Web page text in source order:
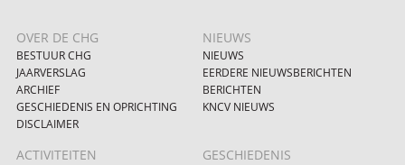
OVER DE CHG
BESTUUR CHG
JAARVERSLAG
ARCHIEF
GESCHIEDENIS EN OPRICHTING
DISCLAIMER
NIEUWS
NIEUWS
EERDERE NIEUWSBERICHTEN
BERICHTEN
KNCV NIEUWS
ACTIVITEITEN GESCHIEDENIS